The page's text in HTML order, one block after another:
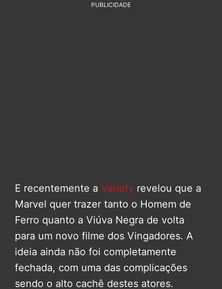
PUBLICIDADE
E recentemente a Variety revelou que a
Marvel quer trazer tanto o Homem de
Ferro quanto a Viúva Negra de volta
para um novo filme dos Vingadores. A
ideia ainda não foi completamente
fechada, com uma das complicações
sendo o alto cachê destes atores.